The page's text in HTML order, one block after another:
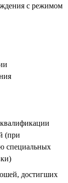
с режимом
(при
специальных
достигших